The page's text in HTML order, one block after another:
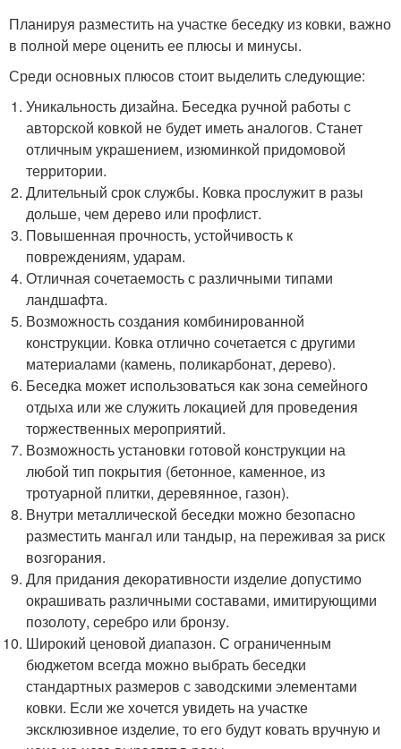
Планируя разместить на участке беседку из ковки, важно
в полной мере оценить ее плюсы и минусы.
Среди основных плюсов стоит выделить следующие:
Уникальность дизайна. Беседка ручной работы с
авторской ковкой не будет иметь аналогов. Станет
отличным украшением, изюминкой придомовой
территории.
Длительный срок службы. Ковка прослужит в разы
дольше, чем дерево или профлист.
Повышенная прочность, устойчивость к
повреждениям, ударам.
Отличная сочетаемость с различными типами
ландшафта.
Возможность создания комбинированной
конструкции. Ковка отлично сочетается с другими
материалами (камень, поликарбонат, дерево).
Беседка может использоваться как зона семейного
отдыха или же служить локацией для проведения
торжественных мероприятий.
Возможность установки готовой конструкции на
любой тип покрытия (бетонное, каменное, из
тротуарной плитки, деревянное, газон).
Внутри металлической беседки можно безопасно
разместить мангал или тандыр, на переживая за риск
возгорания.
Для придания декоративности изделие допустимо
окрашивать различными составами, имитирующими
позолоту, серебро или бронзу.
Широкий ценовой диапазон. С ограниченным
бюджетом всегда можно выбрать беседки
стандартных размеров с заводскими элементами
ковки. Если же хочется увидеть на участке
эксклюзивное изделие, то его будут ковать вручную и